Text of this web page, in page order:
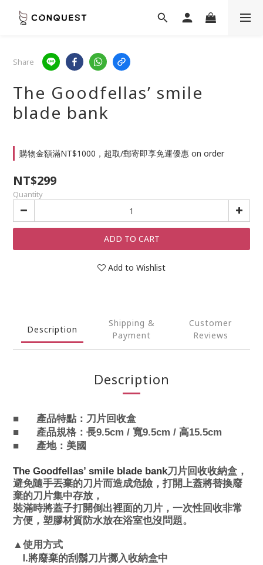
Share
The Goodfellas’ smile
blade bank
購物金額滿NT$1000，超取/郵寄即享免運優惠 on order
NT$299
Quantity
ADD TO CART
Add to Wishlist
Description
Shipping &
Payment
Customer
Reviews
Description
■
產品特點：刀片回收盒
■
產品規格：長9.5cm / 寬9.5cm / 高15.5cm
■
產地：美國
The Goodfellas’ smile blade bank刀片回收收納盒，
避免隨手丟棄的刀片而造成危險，打開上蓋將替換廢
棄的刀片集中存放，
裝滿時將蓋子打開倒出裡面的刀片，一次性回收非常
方便，塑膠材質防水放在浴室也沒問題。
▲使用方式
Ⅰ.將廢棄的刮鬍刀片擲入收納盒中